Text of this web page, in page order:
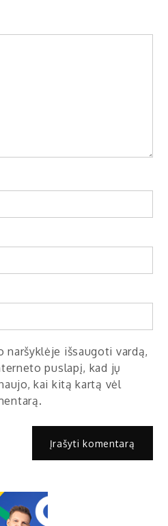
išsaugoti vardą,
puslapį, kad jų
kai kitą kartą vėl